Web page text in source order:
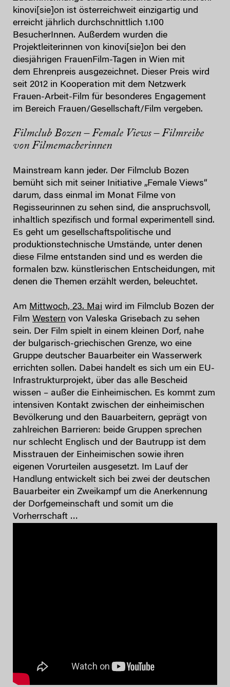
kinovi[sie]on ist österreichweit einzigartig und
erreicht jährlich durchschnittlich 1.100
BesucherInnen. Außerdem wurden die
Projektleiterinnen von kinovi[sie]on bei den
diesjährigen FrauenFilm-Tagen in Wien mit
dem Ehrenpreis ausgezeichnet. Dieser Preis wird
seit 2012 in Kooperation mit dem Netzwerk
Frauen-Arbeit-Film für besonderes Engagement
im Bereich Frauen/Gesellschaft/Film vergeben.
Filmclub Bozen – Female Views –Filmreihe
von Filmemacherinnen
Mainstream kann jeder. Der Filmclub Bozen
bemüht sich mit seiner Initiative „Female Views“
darum, dass einmal im Monat Filme von
Regisseurinnen zu sehen sind, die anspruchsvoll,
inhaltlich spezifisch und formal experimentell sind.
Es geht um gesellschaftspolitische und
produktionstechnische Umstände, unter denen
diese Filme entstanden sind und es werden die
formalen bzw. künstlerischen Entscheidungen, mit
denen die Themen erzählt werden, beleuchtet.
Am Mittwoch, 23. Mai wird im Filmclub Bozen der
Film Western von Valeska Grisebach zu sehen
sein. Der Film spielt in einem kleinen Dorf, nahe
der bulgarisch-griechischen Grenze, wo eine
Gruppe deutscher Bauarbeiter ein Wasserwerk
errichten sollen. Dabei handelt es sich um ein EU-
Infrastrukturprojekt, über das alle Bescheid
wissen – außer die Einheimischen. Es kommt zum
intensiven Kontakt zwischen der einheimischen
Bevölkerung und den Bauarbeitern, geprägt von
zahlreichen Barrieren: beide Gruppen sprechen
nur schlecht Englisch und der Bautrupp ist dem
Misstrauen der Einheimischen sowie ihren
eigenen Vorurteilen ausgesetzt. Im Lauf der
Handlung entwickelt sich bei zwei der deutschen
Bauarbeiter ein Zweikampf um die Anerkennung
der Dorfgemeinschaft und somit um die
Vorherrschaft …